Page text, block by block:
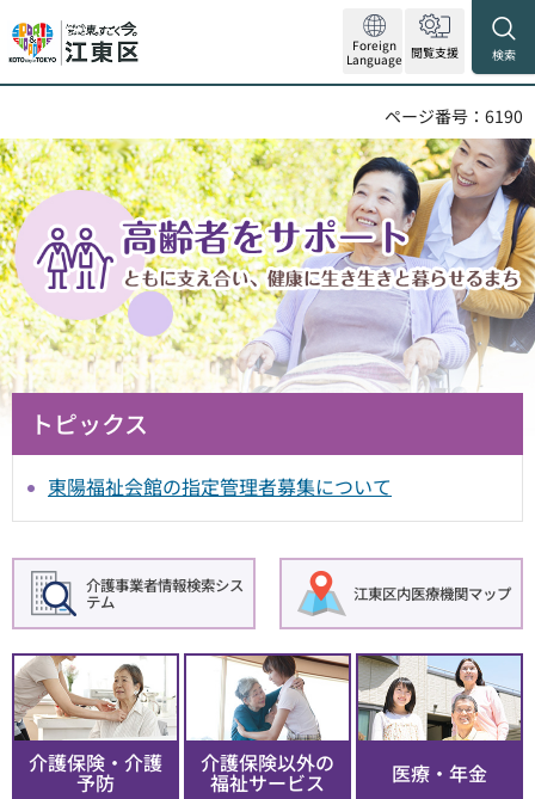
Foreign
Language 閲覧支援 検索
ページ番号：6190
トピックス
東陽福祉会館の指定管理者募集について
介護事業者情報検索シス
テム 江東区内医療機関マップ
介護保険・介護
予防
介護保険以外の
福祉サービス 医療・年金